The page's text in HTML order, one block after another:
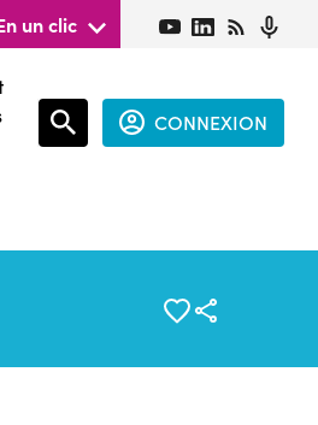
un clic
CONNEXION